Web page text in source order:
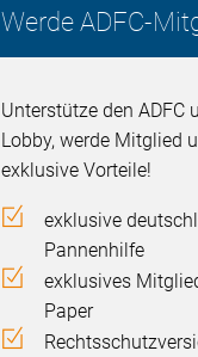
Werde ADFC-
Unterstütze den ADFC
Lobby, werde Mitglied
exklusive Vorteile!
exklusive
Pannenhilfe
exklusives
Paper